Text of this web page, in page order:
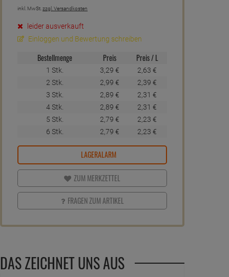
inkl. MwSt. zzgl. Versandkosten
leider ausverkauft
Einloggen und Bewertung schreiben
Bestellmenge Preis Preis / L
1 Stk. 3,29 € 2,63 €
2 Stk.
2,99 € 2,39 €
3 Stk.
2,89 € 2,31 €
4 Stk.
2,89 € 2,31 €
5 Stk.
2,79 € 2,23 €
6 Stk.
2,79 € 2,23 €
LAGERALARM
ZUM MERKZETTEL
FRAGEN ZUM ARTIKEL
DAS ZEICHNET UNS AUS